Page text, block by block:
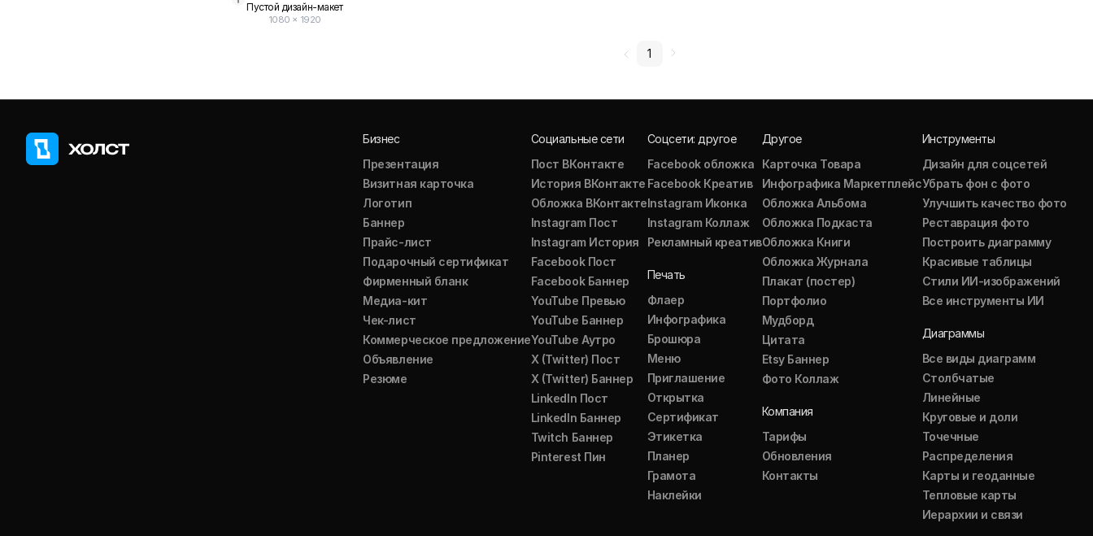
Пустой дизайн-макет
1080 × 1920
1
Бизнес
Презентация
Визитная карточка
Логотип
Баннер
Прайс-лист
Подарочный сертификат
Фирменный бланк
Медиа-кит
Чек-лист
Коммерческое предложение
Объявление
Резюме
Социальные сети
Пост ВКонтакте
История ВКонтакте
Обложка ВКонтакте
Instagram Пост
Instagram История
Facebook Пост
Facebook Баннер
YouTube Превью
YouTube Баннер
YouTube Аутро
X (Twitter) Пост
X (Twitter) Баннер
LinkedIn Пост
LinkedIn Баннер
Twitch Баннер
Pinterest Пин
Соцсети: другое
Facebook обложка
Facebook Креатив
Instagram Иконка
Instagram Коллаж
Рекламный креатив
Печать
Флаер
Инфографика
Брошюра
Меню
Приглашение
Открытка
Сертификат
Этикетка
Планер
Грамота
Наклейки
Другое
Карточка Товара
Инфографика Маркетплейс
Обложка Альбома
Обложка Подкаста
Обложка Книги
Обложка Журнала
Плакат (постер)
Портфолио
Мудборд
Цитата
Etsy Баннер
Фото Коллаж
Компания
Тарифы
Обновления
Контакты
Инструменты
Дизайн для соцсетей
Убрать фон с фото
Улучшить качество фото
Реставрация фото
Построить диаграмму
Красивые таблицы
Стили ИИ-изображений
Все инструменты ИИ
Диаграммы
Все виды диаграмм
Столбчатые
Линейные
Круговые и доли
Точечные
Распределения
Карты и геоданные
Тепловые карты
Иерархии и связи